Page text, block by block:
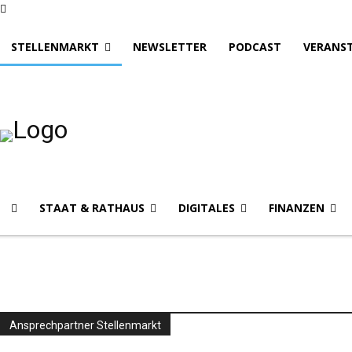
STELLENMARKT NEWSLETTER PODCAST
STAAT & RATHAUS DIGITALES FINANZEN
Ansprechpartner Stellenmarkt